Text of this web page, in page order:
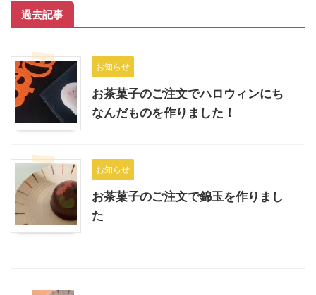
過去記事
お知らせ
お茶菓子のご注文でハロウィンにち
なんだものを作りました！
お知らせ
お茶菓子のご注文で錦玉を作りまし
た